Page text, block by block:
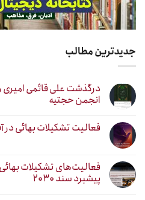
جدیدترین مطالب
درگذشت علی قائمی امیری
انجمن حجتیه
فعالیت تشکیلات بهائی در
فعالیت‌های تشکیلات
پیشبرد سند ۲۰۳۰